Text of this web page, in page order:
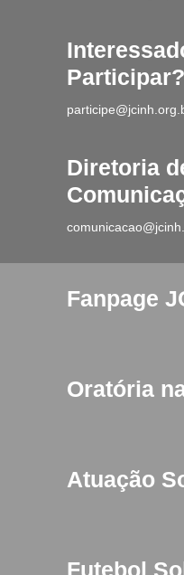
Participar?
Diretoria
Fanpage
Oratória
Atuação
Futebol